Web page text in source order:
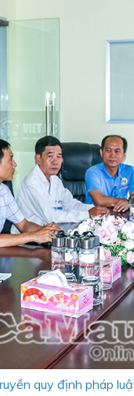
quy định pháp